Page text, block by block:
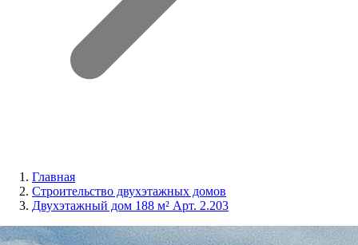
Главная
Строительство двухэтажных домов
Двухэтажный дом 188 м² Арт. 2.203